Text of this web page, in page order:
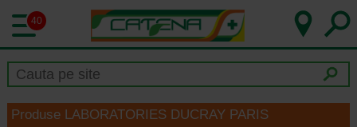
40
Produse LABORATORIES DUCRAY PARIS